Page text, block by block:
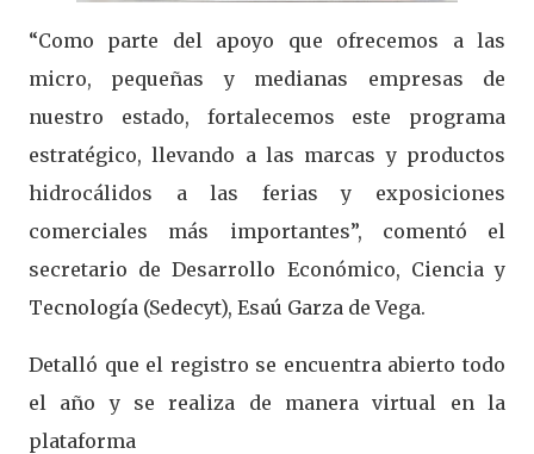
“Como parte del apoyo que ofrecemos a las
micro, pequeñas y medianas empresas de
nuestro estado, fortalecemos este programa
estratégico, llevando a las marcas y productos
hidrocálidos a las ferias y exposiciones
comerciales más importantes”, comentó el
secretario de Desarrollo Económico, Ciencia y
Tecnología (Sedecyt), Esaú Garza de Vega.
Detalló que el registro se encuentra abierto todo
el año y se realiza de manera virtual en la
plataforma